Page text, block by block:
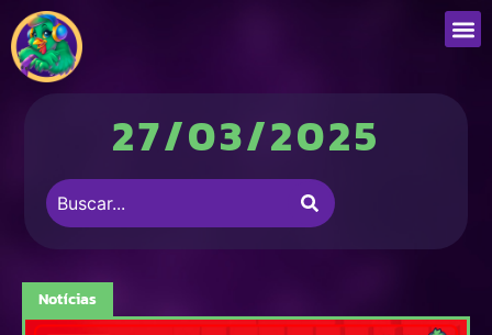
27/03/2025
Notícias